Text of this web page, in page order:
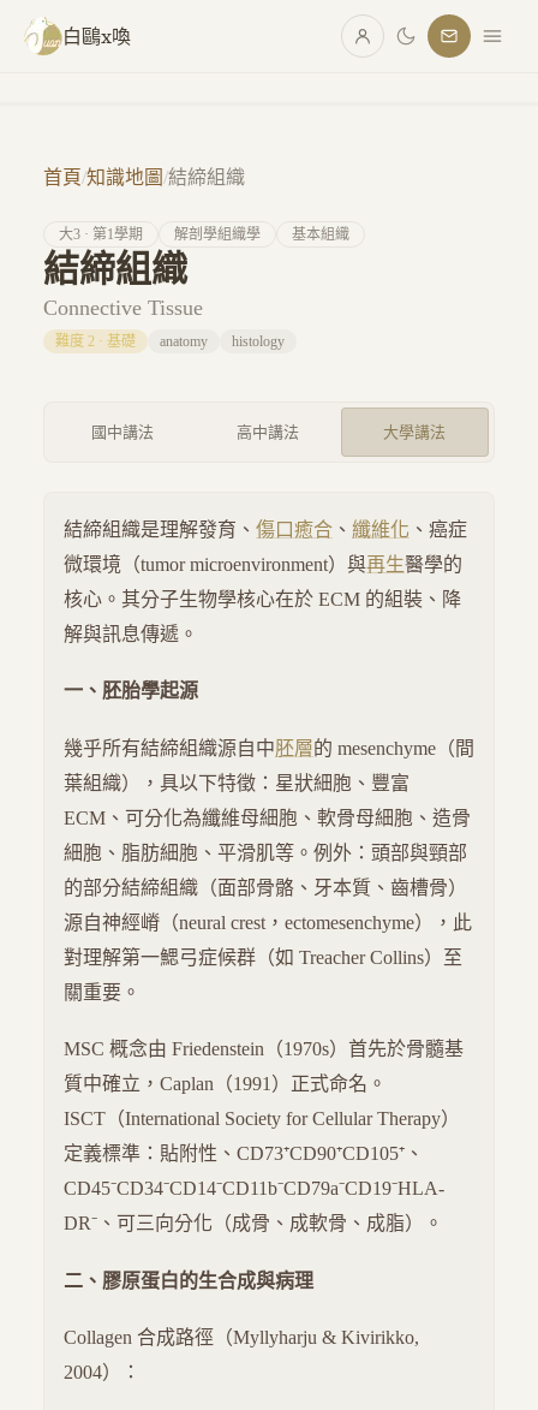
跳至主要內容
白鷗x喚
首頁/知識地圖/結締組織
大3 · 第1學期 解剖學組織學 基本組織
結締組織
Connective Tissue
難度 2 · 基礎 anatomy histology
國中講法 高中講法 大學講法
結締組織是理解發育、 傷口癒合 、 纖維化 、癌症
微環境（tumor microenvironment）與再生醫學的
核心。其分子生物學核心在於 ECM 的組裝、降
解與訊息傳遞。
一、胚胎學起源
幾乎所有結締組織源自中胚層的 mesenchyme（間
葉組織），具以下特徵：星狀細胞、豐富
ECM、可分化為纖維母細胞、軟骨母細胞、造骨
細胞、脂肪細胞、平滑肌等。例外：頭部與頸部
的部分結締組織（面部骨骼、牙本質、齒槽骨）
源自神經嵴（neural crest，ectomesenchyme），此
對理解第一鰓弓症候群（如 Treacher Collins）至
關重要。
MSC 概念由 Friedenstein（1970s）首先於骨髓基
質中確立，Caplan（1991）正式命名。
ISCT（International Society for Cellular Therapy）
定義標準：貼附性、CD73⁺CD90⁺CD105⁺、
CD45⁻CD34⁻CD14⁻CD11b⁻CD79a⁻CD19⁻HLA-
DR⁻、可三向分化（成骨、成軟骨、成脂）。
二、膠原蛋白的生合成與病理
Collagen 合成路徑（Myllyharju & Kivirikko,
2004）：